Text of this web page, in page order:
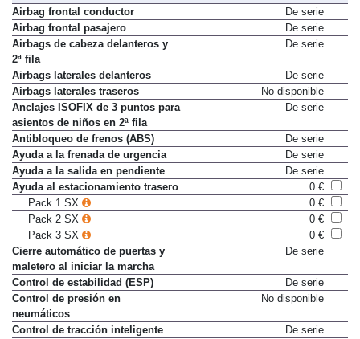
Airbag frontal conductor
De serie
Airbag frontal pasajero
De serie
Airbags de cabeza delanteros y
2ª fila
De serie
Airbags laterales delanteros
De serie
Airbags laterales traseros
No disponible
Anclajes ISOFIX de 3 puntos para
asientos de niños en 2ª fila
De serie
Antibloqueo de frenos (ABS)
De serie
Ayuda a la frenada de urgencia
De serie
Ayuda a la salida en pendiente
De serie
Ayuda al estacionamiento trasero
0 €
Pack 1 SX
0 €
Pack 2 SX
0 €
Pack 3 SX
0 €
Cierre automático de puertas y
maletero al iniciar la marcha
De serie
Control de estabilidad (ESP)
De serie
Control de presión en
neumáticos
No disponible
Control de tracción inteligente
De serie